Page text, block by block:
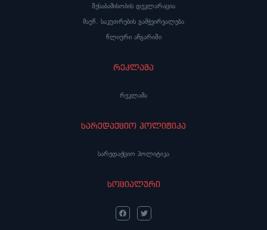
შესაბამისობის დეკლარაცია
მაუწ. საკუთრების გამჭვირვალება
წლიური ანგარიში
რეკლამა
რეკლამა
სარედაქციო პოლიტიკა
სარედაქციო პოლიტიკა
სოციალური